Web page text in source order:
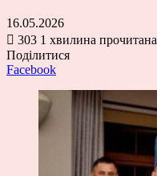
16.05.2026
303 1 хвилина прочитана
Поділитися
Facebook